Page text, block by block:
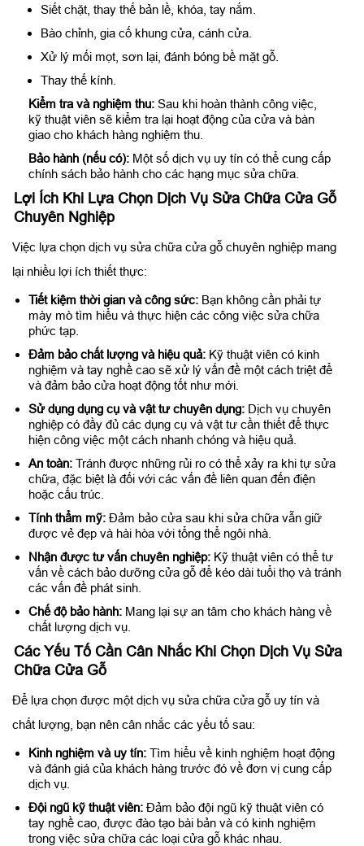
Siết chặt, thay thế bản lề, khóa, tay nắm.
Bào chỉnh, gia cố khung cửa, cánh cửa.
Xử lý mối mọt, sơn lại, đánh bóng bề mặt gỗ.
Thay thế kính.
Kiểm tra và nghiệm thu: Sau khi hoàn thành công việc,
kỹ thuật viên sẽ kiểm tra lại hoạt động của cửa và bàn
giao cho khách hàng nghiệm thu.
Bảo hành (nếu có): Một số dịch vụ uy tín có thể cung cấp
chính sách bảo hành cho các hạng mục sửa chữa.
Lợi Ích Khi Lựa Chọn Dịch Vụ Sửa Chữa Cửa Gỗ
Chuyên Nghiệp
Việc lựa chọn dịch vụ sửa chữa cửa gỗ chuyên nghiệp mang
lại nhiều lợi ích thiết thực:
Tiết kiệm thời gian và công sức: Bạn không cần phải tự
mày mò tìm hiểu và thực hiện các công việc sửa chữa
phức tạp.
Đảm bảo chất lượng và hiệu quả: Kỹ thuật viên có kinh
nghiệm và tay nghề cao sẽ xử lý vấn đề một cách triệt để
và đảm bảo cửa hoạt động tốt như mới.
Sử dụng dụng cụ và vật tư chuyên dụng: Dịch vụ chuyên
nghiệp có đầy đủ các dụng cụ và vật tư cần thiết để thực
hiện công việc một cách nhanh chóng và hiệu quả.
An toàn: Tránh được những rủi ro có thể xảy ra khi tự sửa
chữa, đặc biệt là đối với các vấn đề liên quan đến điện
hoặc cấu trúc.
Tính thẩm mỹ: Đảm bảo cửa sau khi sửa chữa vẫn giữ
được vẻ đẹp và hài hòa với tổng thể ngôi nhà.
Nhận được tư vấn chuyên nghiệp: Kỹ thuật viên có thể tư
vấn về cách bảo dưỡng cửa gỗ để kéo dài tuổi thọ và tránh
các vấn đề phát sinh.
Chế độ bảo hành: Mang lại sự an tâm cho khách hàng về
chất lượng dịch vụ.
Các Yếu Tố Cần Cân Nhắc Khi Chọn Dịch Vụ Sửa
Chữa Cửa Gỗ
Để lựa chọn được một dịch vụ sửa chữa cửa gỗ uy tín và
chất lượng, bạn nên cân nhắc các yếu tố sau:
Kinh nghiệm và uy tín: Tìm hiểu về kinh nghiệm hoạt động
và đánh giá của khách hàng trước đó về đơn vị cung cấp
dịch vụ.
Đội ngũ kỹ thuật viên: Đảm bảo đội ngũ kỹ thuật viên có
tay nghề cao, được đào tạo bài bản và có kinh nghiệm
trong việc sửa chữa các loại cửa gỗ khác nhau.